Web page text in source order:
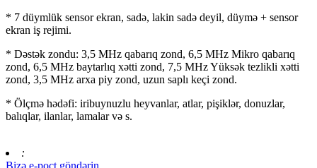
* 7 düymlük sensor ekran, sadə, lakin sadə deyil, düymə + sensor
ekran iş rejimi.
* Dəstək zondu: 3,5 MHz qabarıq zond, 6,5 MHz Mikro qabarıq
zond, 6,5 MHz baytarlıq xətti zond, 7,5 MHz Yüksək tezlikli xətti
zond, 3,5 MHz arxa piy zond, uzun saplı keçi zond.
* Ölçmə hədəfi: iribuynuzlu heyvanlar, atlar, pişiklər, donuzlar,
balıqlar, ilanlar, lamalar və s.
:
Bizə e-poçt göndərin